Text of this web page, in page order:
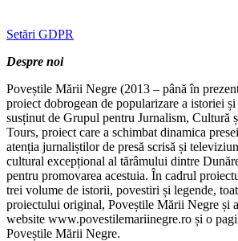
Setări GDPR
Despre noi
Poveștile Mării Negre (2013 – până în
proiect dobrogean de popularizare a istoriei
susținut de Grupul pentru Jurnalism, Cultură
Tours, proiect care a schimbat dinamica
atenția jurnaliștilor de presă scrisă și
cultural excepțional al tărâmului dintre
pentru promovarea acestuia. În cadrul
trei volume de istorii, povestiri și legende,
proiectului original, Poveștile Mării Negre și
website www.povestilemariinegre.ro și o
Poveștile Mării Negre.